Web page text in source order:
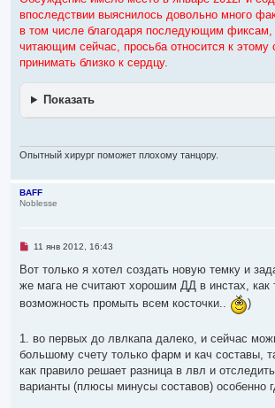
о
ч
т
а
е
б
щ
е
впоследствии выяснилось довольно много
в том числе благодаря последующим фиксам,
читающим сейчас, просьба относится к этому
принимать близко к сердцу.
Показать
Опытный хирург поможет плохому танцору.
BAFF
Noblesse
Н
п
о
и
н
н
е
с
о
11 янв 2012, 16:43
Вот только я хотел создать новую темку и
же мага не считают хорошим ДД в инстах, как
возможность промыть всем косточки..
)
1. во первых до лвлкапа далеко, и сейчас
большому счету только фарм и кач составы,
как правило решает разница в лвл и
варианты (плюсы минусы составов) особенно